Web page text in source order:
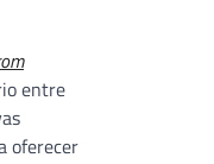
entre
oferecer